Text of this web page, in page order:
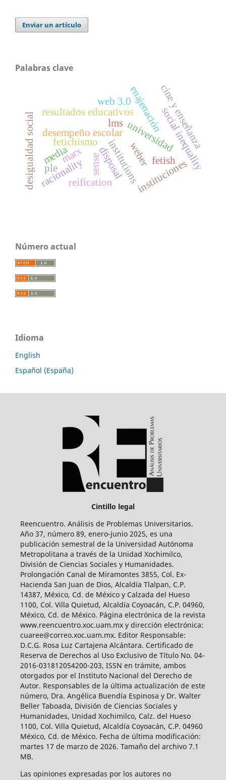
Enviar un artículo
Palabras clave
universidad
fetichismo
resultados educativos
desempeño escolar
social inequality
desigualdad social racionality
weber
institutionsinstituciones
fetish
disposal
reification
enajenación
marx
media
cine y enseñanza
ple
lms
web 3.0
sense
Número actual
Idioma
English
Español (España)
Cintillo legal
Reencuentro. Análisis de Problemas Universitarios.
Año 37, número 89, enero-junio 2025, es una
publicación semestral de la Universidad Autónoma
Metropolitana a través de la Unidad Xochimilco,
División de Ciencias Sociales y Humanidades.
Prolongación Canal de Miramontes 3855, Col. Ex-
Hacienda San Juan de Dios, Alcaldía Tlalpan, C.P.
14387, México, Cd. de México y Calzada del Hueso
1100, Col. Villa Quietud, Alcaldía Coyoacán, C.P. 04960,
México, Cd. de México. Página electrónica de la revista
www.reencuentro.xoc.uam.mx y dirección electrónica:
cuaree@correo.xoc.uam.mx. Editor Responsable:
D.C.G. Rosa Luz Cartajena Alcántara. Certificado de
Reserva de Derechos al Uso Exclusivo de Título No. 04-
2016-031812054200-203, ISSN en trámite, ambos
otorgados por el Instituto Nacional del Derecho de
Autor. Responsables de la última actualización de este
número, Dra. Angélica Buendía Espinosa y Dr. Walter
Beller Taboada, División de Ciencias Sociales y
Humanidades, Unidad Xochimilco, Calz. del Hueso
1100, Col. Villa Quietud, Alcaldía Coyoacán, C.P. 04960
México, Cd. de México. Fecha de última modificación:
martes 17 de marzo de 2026. Tamaño del archivo 7.1
MB.
Las opiniones expresadas por los autores no